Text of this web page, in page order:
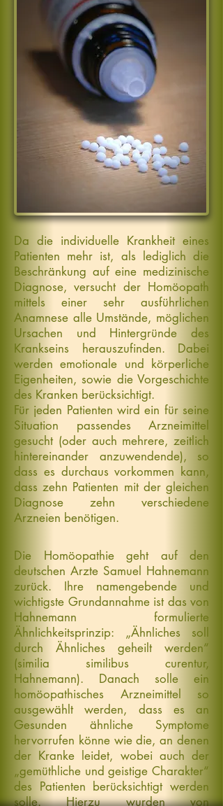
Da die individuelle Krankheit eines
Patienten mehr ist, als lediglich die
Beschränkung auf eine medizinische
Diagnose, versucht der Homöopath
mittels einer sehr ausführlichen
Anamnese alle Umstände, möglichen
Ursachen und Hintergründe des
Krankseins herauszufinden. Dabei
werden emotionale und körperliche
Eigenheiten, sowie die Vorgeschichte
des Kranken berücksichtigt.
Für jeden Patienten wird ein für seine
Situation passendes Arzneimittel
gesucht (oder auch mehrere, zeitlich
hintereinander anzuwendende), so
dass es durchaus vorkommen kann,
dass zehn Patienten mit der gleichen
Diagnose zehn verschiedene
Arzneien benötigen.
Die Homöopathie geht auf den
deutschen Arzte Samuel Hahnemann
zurück. Ihre namengebende und
wichtigste Grundannahme ist das von
Hahnemann formulierte
Ähnlichkeitsprinzip: „Ähnliches soll
durch Ähnliches geheilt werden“
(similia similibus curentur,
Hahnemann). Danach solle ein
homöopathisches Arzneimittel so
ausgewählt werden, dass es an
Gesunden ähnliche Symptome
hervorrufen könne wie die, an denen
der Kranke leidet, wobei auch der
„gemüthliche und geistige Charakter“
des Patienten berücksichtigt werden
solle. Hierzu wurden von